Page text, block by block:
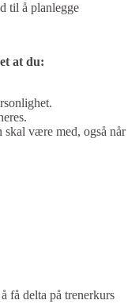
til å planlegge
at du:
skal være med, også når
få delta på trenerkurs